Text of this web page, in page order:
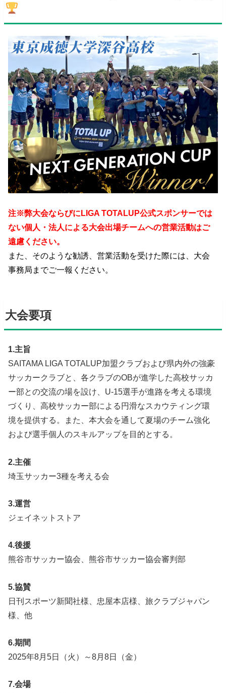
注※弊大会ならびにLIGA TOTALUP公式スポンサーでは
ない個人・法人による大会出場チームへの営業活動はご
遠慮ください。
また、そのような勧誘、営業活動を受けた際には、大会
事務局までご一報ください。
大会要項
1.主旨
SAITAMA LIGA TOTALUP加盟クラブおよび県内外の強豪
サッカークラブと、各クラブのOBが進学した高校サッカ
ー部との交流の場を設け、U-15選手が進路を考える環境
づくり、高校サッカー部による円滑なスカウティング環
境を提供する。また、本大会を通して夏場のチーム強化
および選手個人のスキルアップを目的とする。
2.主催
埼玉サッカー3種を考える会
3.運営
ジェイネットストア
4.後援
熊谷市サッカー協会、熊谷市サッカー協会審判部
5.協賛
日刊スポーツ新聞社様、忠屋本店様、旅クラブジャパン
様、他
6.期間
2025年8月5日（火）～8月8日（金）
7.会場